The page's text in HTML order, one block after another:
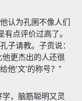
认为孔圉不像人们
有点评价过高了。
子请教。子贡说：
他更杰出的人还很
他‘文’的称号？”
，脑筋聪明又灵